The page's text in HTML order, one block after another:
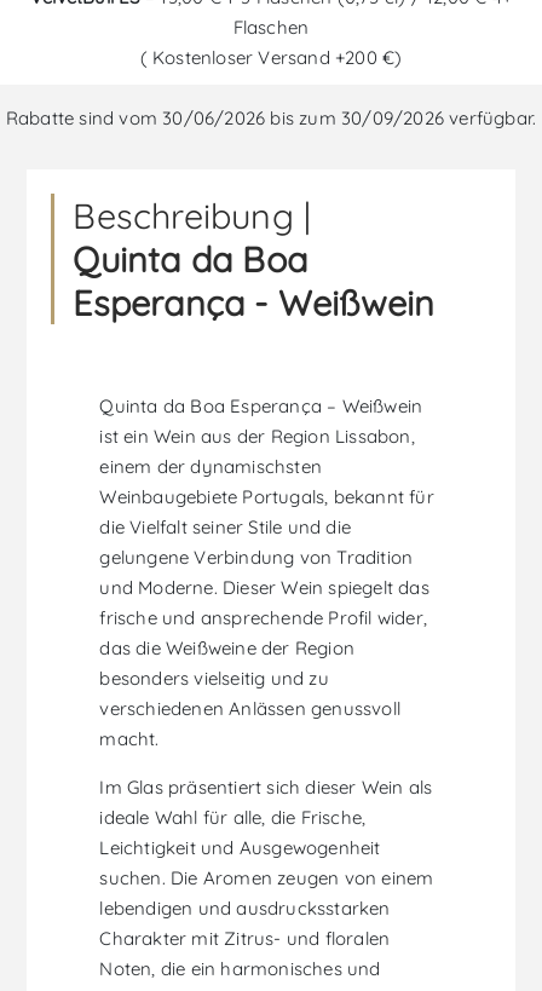
Flaschen
( Kostenloser Versand +200 €)
Rabatte sind vom 30/06/2026 bis zum 30/09/2026 verfügbar.
Beschreibung |
Quinta da Boa
Esperança - Weißwein
Quinta da Boa Esperança – Weißwein
ist ein Wein aus der Region Lissabon,
einem der dynamischsten
Weinbaugebiete Portugals, bekannt für
die Vielfalt seiner Stile und die
gelungene Verbindung von Tradition
und Moderne. Dieser Wein spiegelt das
frische und ansprechende Profil wider,
das die Weißweine der Region
besonders vielseitig und zu
verschiedenen Anlässen genussvoll
macht.
Im Glas präsentiert sich dieser Wein als
ideale Wahl für alle, die Frische,
Leichtigkeit und Ausgewogenheit
suchen. Die Aromen zeugen von einem
lebendigen und ausdrucksstarken
Charakter mit Zitrus- und floralen
Noten, die ein harmonisches und